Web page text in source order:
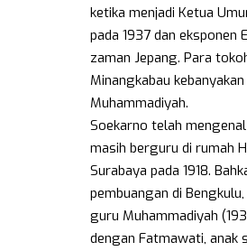
ketika menjadi Ketua
pada 1937 dan eksponen
zaman Jepang. Para
Minangkabau
Muhammadiyah.
Soekarno telah
masih berguru di rumah
Surabaya pada 1918.
pembuangan di
guru Muhammadiyah
dengan Fatmawati, anak